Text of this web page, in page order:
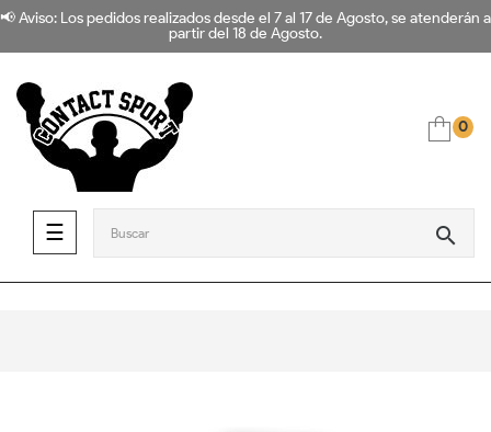
📢 Aviso: Los pedidos realizados desde el 7 al 17 de Agosto, se atenderán a
partir del 18 de Agosto.
search
0
Navegación de palanca
☰